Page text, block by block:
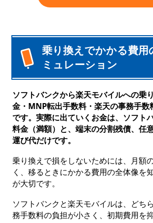
乗り換えでかかる費用
ミュレーション
ソフトバンクから楽天モバイルへの乗
金・MNP転出手数料・楽天の事務手数
です。実際に出ていくお金は、ソフト
料金（満額）と、端末の分割残債、任
運び代だけです。
乗り換えで損をしないためには、月額
く、移るときにかかる費用の全体像を
が大切です。
ソフトバンクと楽天モバイルは、どち
務手数料の負担が小さく、初期費用を